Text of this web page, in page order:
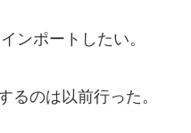
ンポートしたい。
るのは以前行った。